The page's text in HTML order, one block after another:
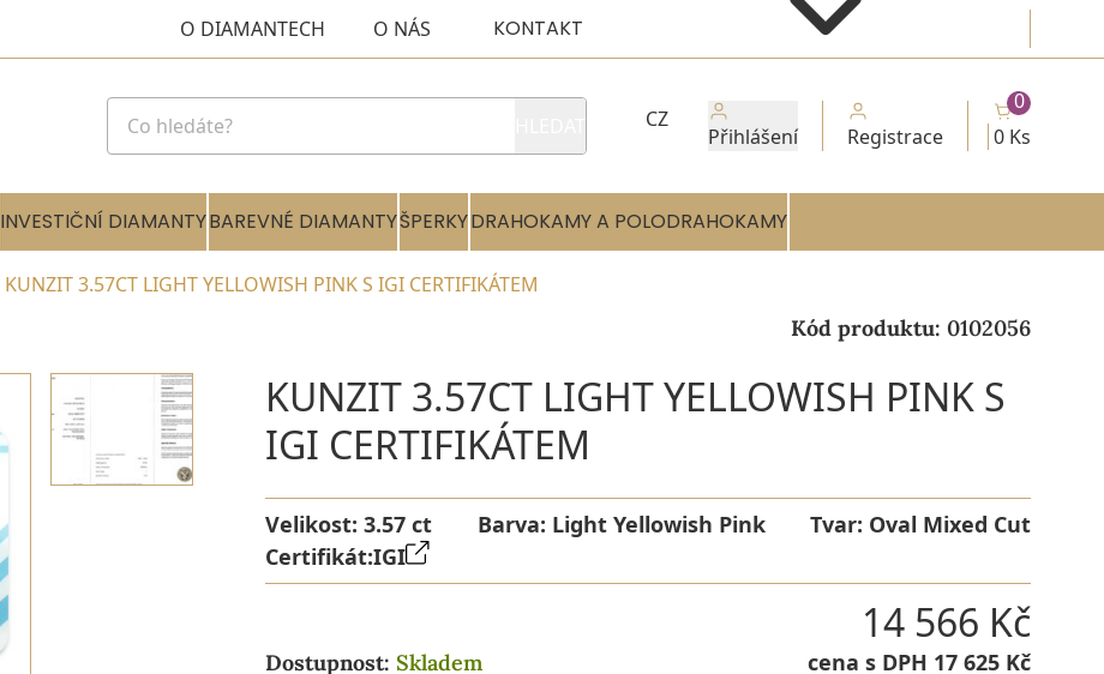
O DIAMANTECH O NÁS KONTAKT
CZ
Přihlášení Registrace 0 Ks
0
INVESTIČNÍ DIAMANTYBAREVNÉ DIAMANTYŠPERKYDRAHOKAMY A POLODRAHOKAMY
KUNZIT 3.57CT LIGHT YELLOWISH PINK S IGI CERTIFIKÁTEM
Kód produktu: 0102056
KUNZIT 3.57CT LIGHT YELLOWISH PINK S
IGI CERTIFIKÁTEM
Velikost: 3.57 ct Barva: Light Yellowish Pink Tvar: Oval Mixed Cut
Certifikát:IGI
Dostupnost: Skladem
14 566 Kč
cena s DPH 17 625 Kč